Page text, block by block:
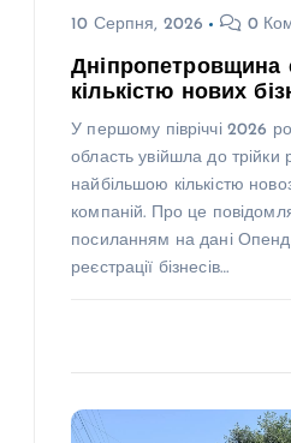
10 Серпня, 2026 0
Дніпропетровщина
кількістю нових
У першому півріччі 2026
область увійшла до трійки
найбільшою кількістю
компаній. Про це
посиланням на дані
реєстрації бізнесів…